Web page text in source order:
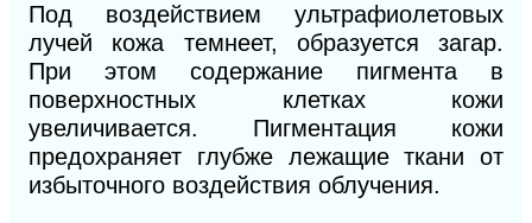
Под воздействием ультрафиолетовых
лучей кожа темнеет, образуется загар.
При этом содержание пигмента в
поверхностных клетках кожи
увеличивается. Пигментация кожи
предохраняет глубже лежащие ткани от
избыточного воздействия облучения.